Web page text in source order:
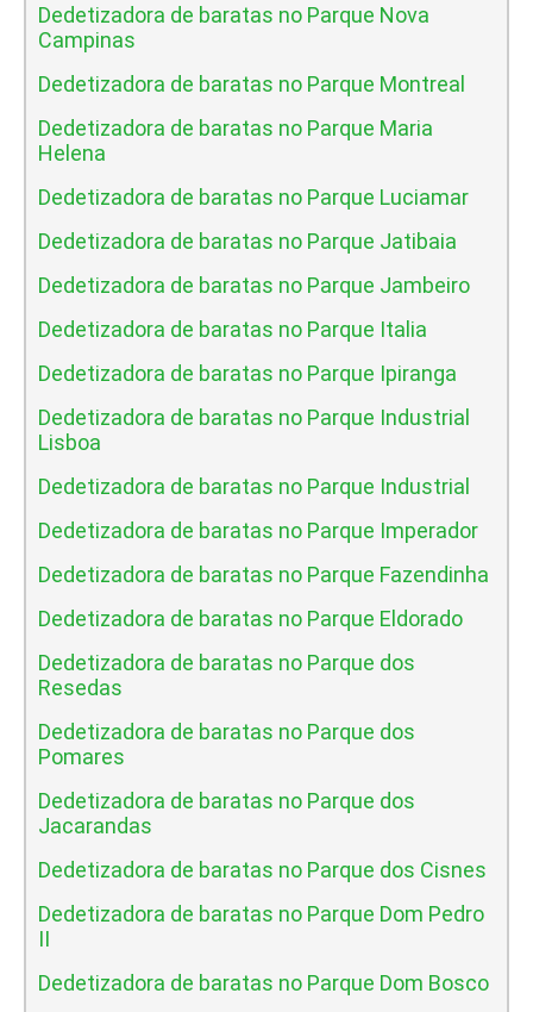
Dedetizadora de baratas no Parque Nova
Campinas
Dedetizadora de baratas no Parque Montreal
Dedetizadora de baratas no Parque Maria
Helena
Dedetizadora de baratas no Parque Luciamar
Dedetizadora de baratas no Parque Jatibaia
Dedetizadora de baratas no Parque Jambeiro
Dedetizadora de baratas no Parque Italia
Dedetizadora de baratas no Parque Ipiranga
Dedetizadora de baratas no Parque Industrial
Lisboa
Dedetizadora de baratas no Parque Industrial
Dedetizadora de baratas no Parque Imperador
Dedetizadora de baratas no Parque Fazendinha
Dedetizadora de baratas no Parque Eldorado
Dedetizadora de baratas no Parque dos
Resedas
Dedetizadora de baratas no Parque dos
Pomares
Dedetizadora de baratas no Parque dos
Jacarandas
Dedetizadora de baratas no Parque dos Cisnes
Dedetizadora de baratas no Parque Dom Pedro
II
Dedetizadora de baratas no Parque Dom Bosco